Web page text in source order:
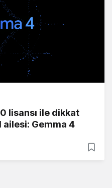
lisansı ile dikkat
ailesi: Gemma 4